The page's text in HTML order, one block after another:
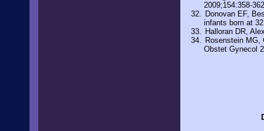
2009;154:358-
Donovan EF,
infants born at
Halloran DR,
Rosenstein
Obstet Gynecol